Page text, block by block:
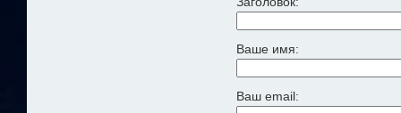
Ваше имя:
Ваш email: